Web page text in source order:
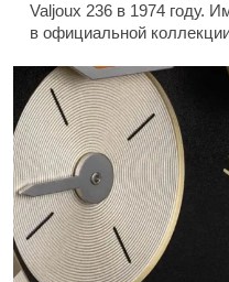
Valjoux 236 в 1974 году.
в официальной